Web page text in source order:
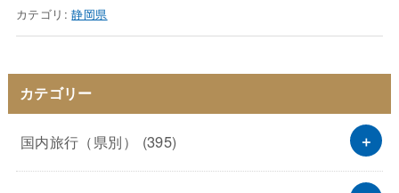
カテゴリ:静岡県
カテゴリー
国内旅行（県別） (395)